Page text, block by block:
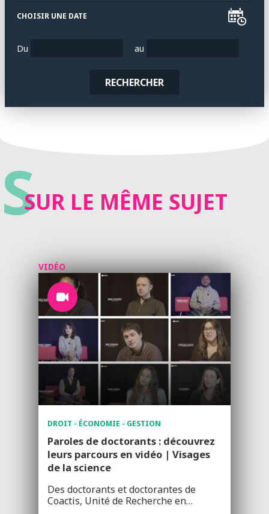
CHOISIR UNE DATE
Du au
RECHERCHER
SSUR LE MÊME SUJET
VIDÉO
DROIT - ÉCONOMIE - GESTION
Paroles de doctorants : découvrez
leurs parcours en vidéo | Visages
de la science
Des doctorants et doctorantes de
Coactis, Unité de Recherche en…